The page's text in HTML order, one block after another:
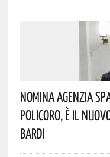
Nomina Agenzia
Policoro, È Il
Bardi